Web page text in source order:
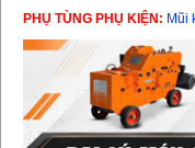
PHỤ TÙNG PHỤ KIỆN: Mũi